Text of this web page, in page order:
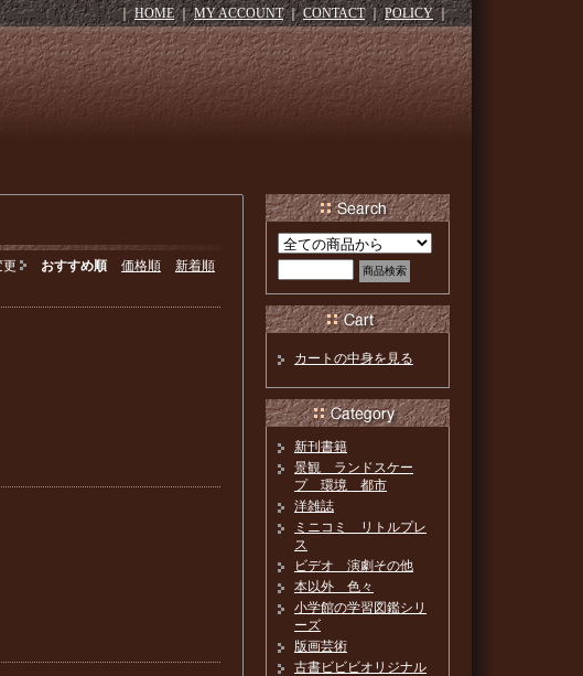
｜HOME｜MY ACCOUNT｜CONTACT｜POLICY｜
更 おすすめ順 価格順 新着順
カートの中身を見る
新刊書籍
景観 ランドスケー
プ 環境 都市
洋雑誌
ミニコミ リトルプレ
ス
ビデオ 演劇その他
本以外 色々
小学館の学習図鑑シリ
ーズ
版画芸術
古書ビビビオリジナル